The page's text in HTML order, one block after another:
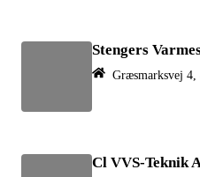
Stengers
Græsmarksvej 4,
Cl VVS-Teknik